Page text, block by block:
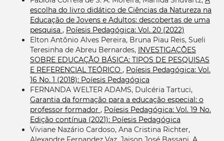
escolha do livro didático de Ciências da Natureza na
Educação de Jovens e Adultos: descobertas de uma
pesquisa , Poíesis Pedagógica: Vol. 20 (2022)
Elton Antônio Alves Pereira, Bruna Piau Reis, Sueli
Teresinha de Abreu Bernardes, INVESTIGAÇÕES
SOBRE EDUCAÇÃO BÁSICA: TIPOS DE PESQUISAS
E REFERENCIAL TEÓRICO , Poíesis Pedagógica: Vol.
16 No. 1 (2018): Poíesis Pedagógica
FERNANDA WELTER ADAMS, Dulcéria Tartuci,
Garantia da formação para a educação especial: o
professor formador , Poíesis Pedagógica: Vol. 19 No.
Edição contínua (2021): Poíesis Pedagógica
Viviane Nazário Cardoso, Ana Cristina Richter,